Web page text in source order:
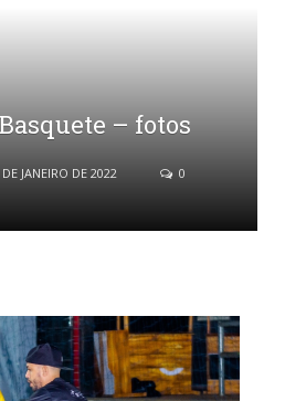
– fotos
JANEIRO DE 2022
0